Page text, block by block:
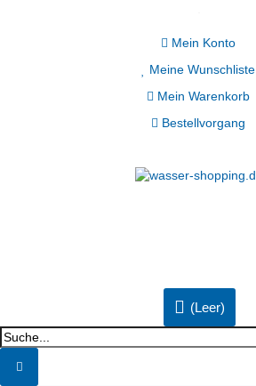
Mein Konto
Meine Wunschliste
Mein Warenkorb
Bestellvorgang
(Leer)